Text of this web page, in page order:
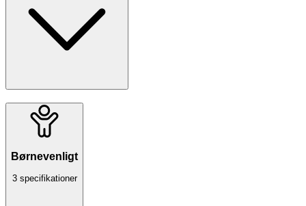
Børnevenligt
3 specifikationer